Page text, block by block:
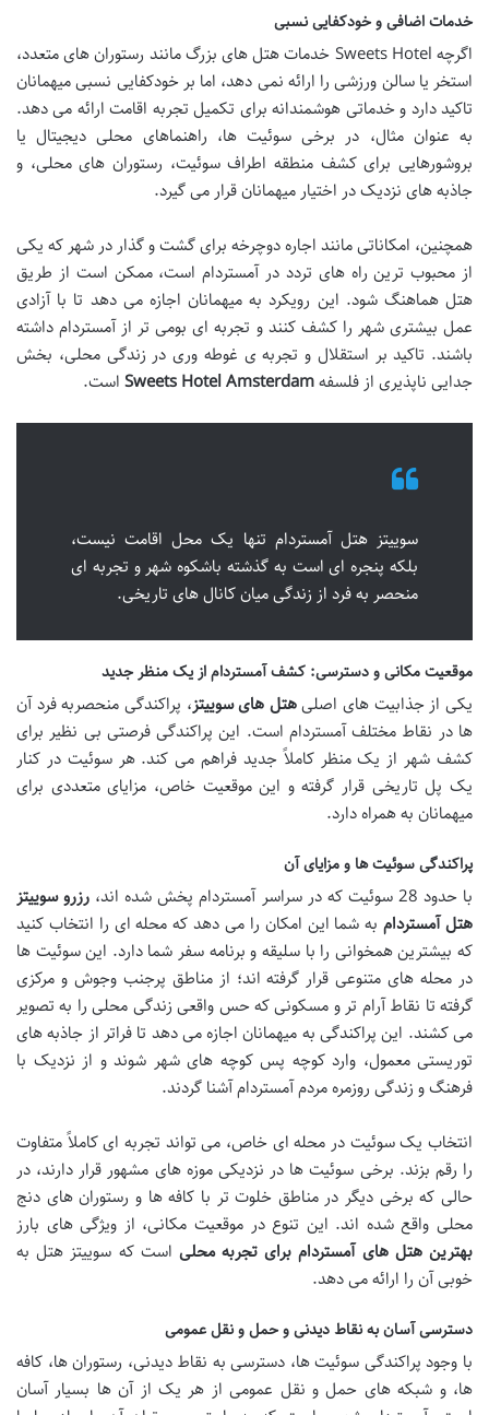
خدمات اضافی و خودکفایی نسبی
اگرچه Sweets Hotel خدمات هتل های بزرگ مانند رستوران های متعدد،
استخر یا سالن ورزشی را ارائه نمی دهد، اما بر خودکفایی نسبی میهمانان
تاکید دارد و خدماتی هوشمندانه برای تکمیل تجربه اقامت ارائه می دهد.
به عنوان مثال، در برخی سوئیت ها، راهنماهای محلی دیجیتال یا
بروشورهایی برای کشف منطقه اطراف سوئیت، رستوران های محلی، و
جاذبه های نزدیک در اختیار میهمانان قرار می گیرد.
همچنین، امکاناتی مانند اجاره دوچرخه برای گشت و گذار در شهر که یکی
از محبوب ترین راه های تردد در آمستردام است، ممکن است از طریق
هتل هماهنگ شود. این رویکرد به میهمانان اجازه می دهد تا با آزادی
عمل بیشتری شهر را کشف کنند و تجربه ای بومی تر از آمستردام داشته
باشند. تاکید بر استقلال و تجربه ی غوطه وری در زندگی محلی، بخش
جدایی ناپذیری از فلسفهSweets Hotel Amsterdam است.
سوییتز هتل آمستردام تنها یک محل اقامت نیست،
بلکه پنجره ای است به گذشته باشکوه شهر و تجربه ای
منحصر به فرد از زندگی میان کانال های تاریخی.
موقعیت مکانی و دسترسی: کشف آمستردام از یک منظر جدید
یکی از جذابیت های اصلیهتل های سوییتز، پراکندگی منحصربه فرد آن
ها در نقاط مختلف آمستردام است. این پراکندگی فرصتی بی نظیر برای
کشف شهر از یک منظر کاملاً جدید فراهم می کند. هر سوئیت در کنار
یک پل تاریخی قرار گرفته و این موقعیت خاص، مزایای متعددی برای
میهمانان به همراه دارد.
پراکندگی سوئیت ها و مزایای آن
با حدود 28 سوئیت که در سراسر آمستردام پخش شده اند،
رزرو سوییتز
هتل آمستردامبه شما این امکان را می دهد که محله ای را انتخاب کنید
که بیشترین همخوانی را با سلیقه و برنامه سفر شما دارد. این سوئیت ها
در محله های متنوعی قرار گرفته اند؛ از مناطق پرجنب وجوش و مرکزی
گرفته تا نقاط آرام تر و مسکونی که حس واقعی زندگی محلی را به تصویر
می کشند. این پراکندگی به میهمانان اجازه می دهد تا فراتر از جاذبه های
توریستی معمول، وارد کوچه پس کوچه های شهر شوند و از نزدیک با
فرهنگ و زندگی روزمره مردم آمستردام آشنا گردند.
انتخاب یک سوئیت در محله ای خاص، می تواند تجربه ای کاملاً متفاوت
را رقم بزند. برخی سوئیت ها در نزدیکی موزه های مشهور قرار دارند، در
حالی که برخی دیگر در مناطق خلوت تر با کافه ها و رستوران های دنج
محلی واقع شده اند. این تنوع در موقعیت مکانی، از ویژگی های بارز
بهترین هتل های آمستردام برای تجربه محلی است که سوییتز هتل به
خوبی آن را ارائه می دهد.
دسترسی آسان به نقاط دیدنی و حمل و نقل عمومی
با وجود پراکندگی سوئیت ها، دسترسی به نقاط دیدنی، رستوران ها، کافه
ها، و شبکه های حمل و نقل عمومی از هر یک از آن ها بسیار آسان